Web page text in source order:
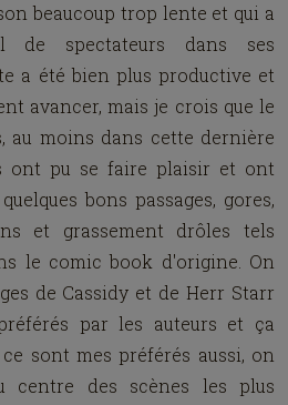
beaucoup trop lente et qui a
de spectateurs dans ses
a été bien plus productive et
avancer, mais je crois que le
au moins dans cette dernière
ont pu se faire plaisir et ont
bons passages, gores,
et grassement drôles tels
le comic book d'origine. On
de Cassidy et de Herr Starr
par les auteurs et ça
sont mes préférés aussi, on
centre des scènes les plus